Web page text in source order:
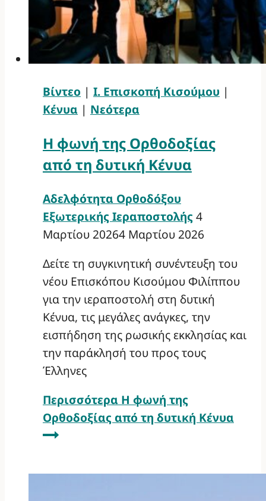
Βίντεο | Ι. Επισκοπή Κισούμου |
Κένυα | Νεότερα
Η φωνή της Ορθοδοξίας
από τη δυτική Κένυα
Αδελφότητα Ορθοδόξου
Εξωτερικής Ιεραποστολής 4
Μαρτίου 20264 Μαρτίου 2026
Δείτε τη συγκινητική συνέντευξη του
νέου Επισκόπου Κισούμου Φιλίππου
για την ιεραποστολή στη δυτική
Κένυα, τις μεγάλες ανάγκες, την
εισπήδηση της ρωσικής εκκλησίας και
την παράκλησή του προς τους
Έλληνες
Περισσότερα Η φωνή της
Ορθοδοξίας από τη δυτική Κένυα